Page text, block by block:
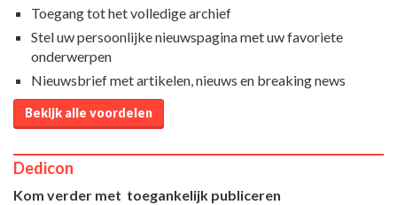
Toegang tot het volledige archief
Stel uw persoonlijke nieuwspagina met uw favoriete
onderwerpen
Nieuwsbrief met artikelen, nieuws en breaking news
Bekijk alle voordelen
Dedicon
Kom verder met toegankelijk publiceren